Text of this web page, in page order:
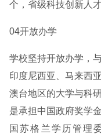
个，省级科技创新人
04开放办学
学校坚持开放办学，
印度尼西亚、马来西
澳台地区的大学与科
是承担中国政府奖学
国苏格兰学历管理